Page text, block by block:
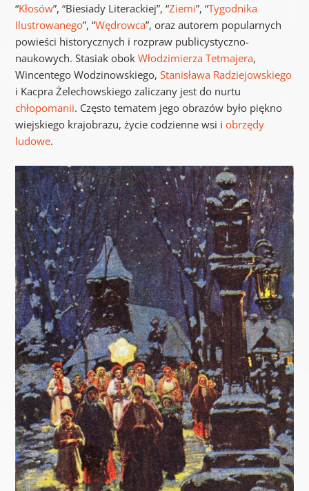
“Kłosów”, “Biesiady Literackiej”, “Ziemi”, “Tygodnika
Ilustrowanego”, “Wędrowca”, oraz autorem popularnych
powieści historycznych i rozpraw publicystyczno-
naukowych. Stasiak obok Włodzimierza Tetmajera,
Wincentego Wodzinowskiego, Stanisława Radziejowskiego
i Kacpra Żelechowskiego zaliczany jest do nurtu
chłopomanii. Często tematem jego obrazów było piękno
wiejskiego krajobrazu, życie codzienne wsi i obrzędy
ludowe.